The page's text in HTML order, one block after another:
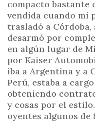
compacto bastante
vendida cuando mi
trasladó a
desarmó por
en algún lugar de
por Kaiser
iba a Argentina y a
Perú, estaba a
obteniendo
y cosas por el
oyentes algunos de